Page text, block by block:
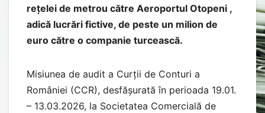
rețelei de metrou către Aeroportul Otopeni ,
adică lucrări fictive, de peste un milion de
euro către o companie turcească.
Misiunea de audit a Curții de Conturi a
României (CCR), desfășurată în perioada 19.01.
– 13.03.2026, la Societatea Comercială de